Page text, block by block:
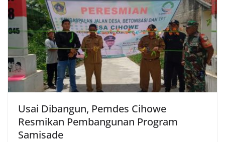
Usai Dibangun, Pemdes Cihowe
Resmikan Pembangunan Program
Samisade